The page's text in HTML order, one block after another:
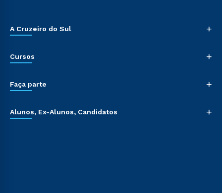
A Cruzeiro do Sul +
Cursos +
Faça parte +
Alunos, Ex-Alunos, Candidatos +